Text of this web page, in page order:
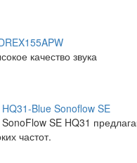
качество звука
Blue Sonoflow SE
SE HQ31
частот.